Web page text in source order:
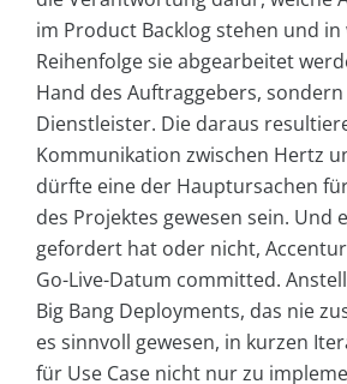
im Product Backlog stehen und in
Reihenfolge sie abgearbeitet
Hand des Auftraggebers,
Dienstleister. Die daraus
Kommunikation zwischen Hertz
dürfte eine der Hauptursachen
des Projektes gewesen sein. Und
gefordert hat oder nicht,
Go-Live-Datum committed.
Big Bang Deployments, das nie
es sinnvoll gewesen, in kurzen
für Use Case nicht nur zu